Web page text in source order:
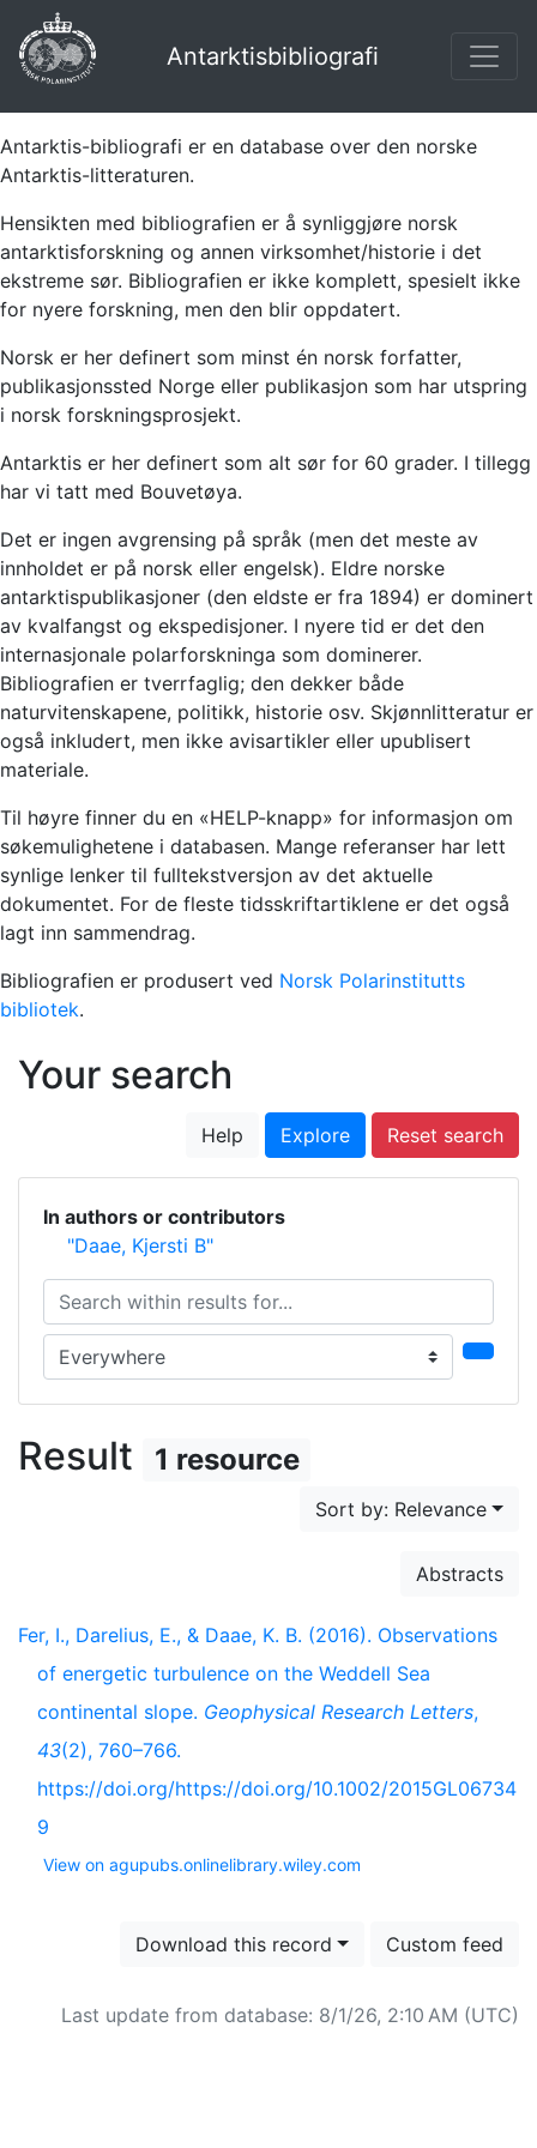
Antarktisbibliografi
Antarktis-bibliografi er en database over den norske
Antarktis-litteraturen.
Hensikten med bibliografien er å synliggjøre norsk
antarktisforskning og annen virksomhet/historie i det
ekstreme sør. Bibliografien er ikke komplett, spesielt ikke
for nyere forskning, men den blir oppdatert.
Norsk er her definert som minst én norsk forfatter,
publikasjonssted Norge eller publikasjon som har utspring
i norsk forskningsprosjekt.
Antarktis er her definert som alt sør for 60 grader. I tillegg
har vi tatt med Bouvetøya.
Det er ingen avgrensing på språk (men det meste av
innholdet er på norsk eller engelsk). Eldre norske
antarktispublikasjoner (den eldste er fra 1894) er dominert
av kvalfangst og ekspedisjoner. I nyere tid er det den
internasjonale polarforskninga som dominerer.
Bibliografien er tverrfaglig; den dekker både
naturvitenskapene, politikk, historie osv. Skjønnlitteratur er
også inkludert, men ikke avisartikler eller upublisert
materiale.
Til høyre finner du en «HELP-knapp» for informasjon om
søkemulighetene i databasen. Mange referanser har lett
synlige lenker til fulltekstversjon av det aktuelle
dokumentet. For de fleste tidsskriftartiklene er det også
lagt inn sammendrag.
Bibliografien er produsert ved Norsk Polarinstitutts
bibliotek.
Your search
Help Explore Reset search
In authors or contributors
"Daae, Kjersti B"
Search within results for...
Search in...
Result 1 resource
Sort by: Relevance
Abstracts
Fer, I., Darelius, E., & Daae, K. B. (2016). Observations
of energetic turbulence on the Weddell Sea
continental slope. Geophysical Research Letters,
43(2), 760–766.
https://doi.org/https://doi.org/10.1002/2015GL06734
9
View on agupubs.onlinelibrary.wiley.com
Download this record Custom feed
Last update from database: 8/1/26, 2:10 AM (UTC)